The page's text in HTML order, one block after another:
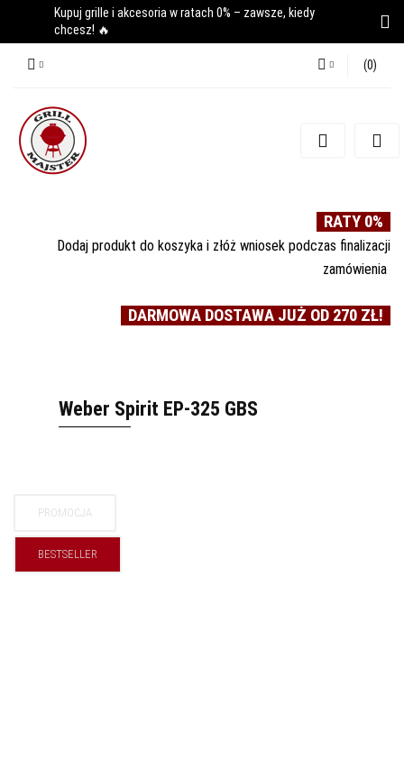
Kupuj grille i akcesoria w ratach 0% – zawsze, kiedy
chcesz! 🔥
Zarejestruj się
(0)
RATY 0%
Dodaj produkt do koszyka i złóż wniosek podczas finalizacji
zamówienia
DARMOWA DOSTAWA JUŻ OD 270 ZŁ!
Weber Spirit EP-325 GBS
PROMOCJA
BESTSELLER